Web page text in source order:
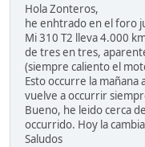
Hola Zonteros,
he enhtrado en el foro
Mi 310 T2 lleva 4.000
de tres en tres,
(siempre caliento el
Esto occurre la
vuelve a occurrir
Bueno, he leido cerca
occurrido. Hoy la
Saludos